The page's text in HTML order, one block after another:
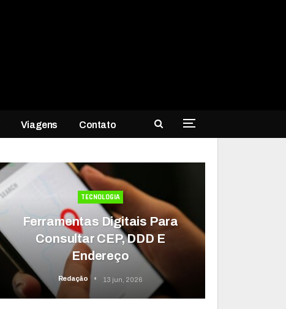
Viagens Contato
TECNOLOGIA
Ferramentas Digitais Para
Consultar CEP, DDD E
Endereço
Redação 13 jun, 2026